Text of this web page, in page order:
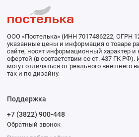
ООО «Постелька» (ИНН 7017486222, ОГРН
указанные цены и информация о товаре
сайте, носят информационный характер и
офертой (в соответствии со ст. 437 ГК РФ).
могут отличаться от реального внешнего
так и по дизайну.
Поддержка
+7 (3822) 900-448
Обратный звонок